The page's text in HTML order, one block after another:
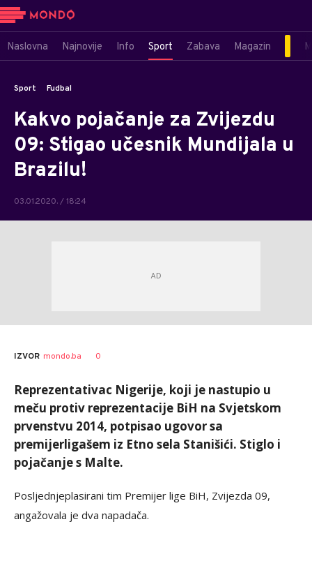
Naslovna Najnovije Info Sport Zabava Magazin
Sport Fudbal
Kakvo pojačanje za Zvijezdu
09: Stigao učesnik Mundijala u
Brazilu!
03.01.2020. / 18:24
IZVOR mondo.ba 0
Reprezentativac Nigerije, koji je nastupio u
meču protiv reprezentacije BiH na Svjetskom
prvenstvu 2014, potpisao ugovor sa
premijerligašem iz Etno sela Stanišići. Stiglo i
pojačanje s Malte.
Posljednjeplasirani tim Premijer lige BiH, Zvijezda 09,
angažovala je dva napadača.